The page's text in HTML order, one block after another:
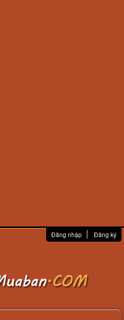
Đăng nhập Đăng ký